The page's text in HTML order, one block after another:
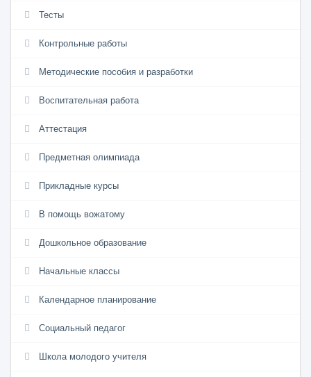
Тесты
Контрольные работы
Методические пособия и разработки
Воспитательная работа
Аттестация
Предметная олимпиада
Прикладные курсы
В помощь вожатому
Дошкольное образование
Начальные классы
Календарное планирование
Социальный педагог
Школа молодого учителя